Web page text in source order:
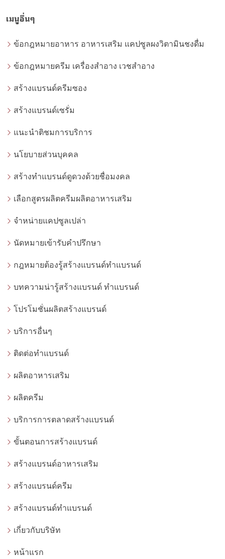
เมนูอื่นๆ
ข้อกฎหมายอาหาร อาหารเสริม แคปซูลผงวิตามินชงดื่ม
ข้อกฎหมายครีม เครื่องสำอาง เวชสำอาง
สร้างแบรนด์ครีมซอง
สร้างแบรนด์เซรั่ม
แนะนำติชมการบริการ
นโยบายส่วนบุคคล
สร้างทำแบรนด์ดูดวงด้วยชื่อมงคล
เลือกสูตรผลิตครีมผลิตอาหารเสริม
จำหน่ายแคปซูลเปล่า
นัดหมายเข้ารับคำปรึกษา
กฎหมายต้องรู้สร้างแบรนด์ทำแบรนด์
บทความน่ารู้สร้างแบรนด์ ทำแบรนด์
โปรโมชั่นผลิตสร้างแบรนด์
บริการอื่นๆ
ติดต่อทำแบรนด์
ผลิตอาหารเสริม
ผลิตครีม
บริการการตลาดสร้างแบรนด์
ขั้นตอนการสร้างแบรนด์
สร้างแบรนด์อาหารเสริม
สร้างแบรนด์ครีม
สร้างแบรนด์ทำแบรนด์
เกี่ยวกับบริษัท
หน้าแรก